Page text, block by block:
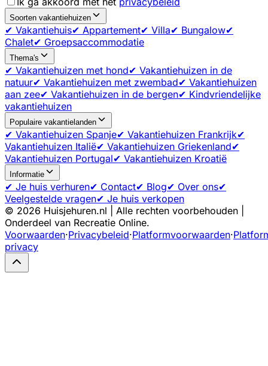
Soorten vakantiehuizen
✔ Vakantiehuis✔ Appartement✔ Villa✔ Bungalow✔
Chalet✔ Groepsaccommodatie
Thema's
✔ Vakantiehuizen met hond✔ Vakantiehuizen in de
natuur✔ Vakantiehuizen met zwembad✔ Vakantiehuizen
aan zee✔ Vakantiehuizen in de bergen✔ Kindvriendelijke
vakantiehuizen
Populaire vakantielanden
✔ Vakantiehuizen Spanje✔ Vakantiehuizen Frankrijk✔
Vakantiehuizen Italië✔ Vakantiehuizen Griekenland✔
Vakantiehuizen Portugal✔ Vakantiehuizen Kroatië
Informatie
✔ Je huis verhuren✔ Contact✔ Blog✔ Over ons✔
Veelgestelde vragen✔ Je huis verkopen
© 2026 Huisjehuren.nl | Alle rechten voorbehouden |
Onderdeel van Recreatie Online.
Voorwaarden·Privacybeleid·Platformvoorwaarden·
privacy